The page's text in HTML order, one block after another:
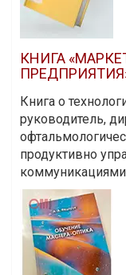
КНИГА
Книга о
руководитель,
продуктивно
коммуникациями